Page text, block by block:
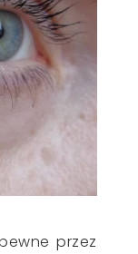
przez